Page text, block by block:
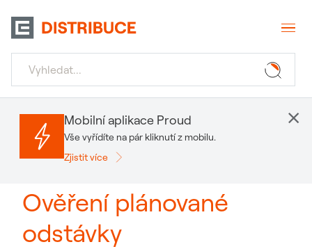
Ověření plánované
odstávky
Mobilní aplikace Proud
Vše vyřídíte na pár kliknutí z mobilu.
Zjistit více
×